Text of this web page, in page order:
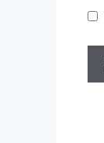
址
地